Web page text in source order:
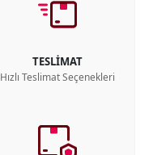
TESLİMAT
Hızlı Teslimat Seçenekleri